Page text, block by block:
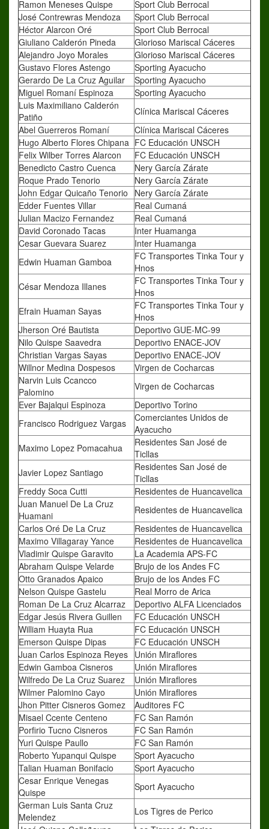
Ramon Meneses Quispe
Sport Club Berrocal
José Contrewras Mendoza
Sport Club Berrocal
Héctor Alarcon Oré
Sport Club Berrocal
Giuliano Calderón Pineda
Glorioso Mariscal Cáceres
Alejandro Joyo Morales
Glorioso Mariscal Cáceres
Gustavo Flores Astengo
Sporting Ayacucho
Gerardo De La Cruz Aguilar
Sporting Ayacucho
Miguel Romaní Espinoza
Sporting Ayacucho
Luis Maximiliano Calderón
Patiño
Clínica Mariscal Cáceres
Abel Guerreros Romaní
Clínica Mariscal Cáceres
Hugo Alberto Flores Chipana FC Educación UNSCH
Felix Wilber Torres Alarcon
FC Educación UNSCH
Benedicto Castro Cuenca
Nery García Zárate
Roque Prado Tenorio
Nery García Zárate
John Edgar Quicaño Tenorio
Nery García Zárate
Edder Fuentes Villar
Real Cumaná
Julian Macizo Fernandez
Real Cumaná
David Coronado Tacas
Inter Huamanga
Cesar Guevara Suarez
Inter Huamanga
Edwin Huaman Gamboa
FC Transportes Tinka Tour y
Hnos
César Mendoza Illanes
FC Transportes Tinka Tour y
Hnos
Efrain Huaman Sayas
FC Transportes Tinka Tour y
Hnos
Jherson Oré Bautista
Deportivo GUE-MC-99
Nilo Quispe Saavedra
Deportivo ENACE-JOV
Christian Vargas Sayas
Deportivo ENACE-JOV
Willnor Medina Dospesos
Virgen de Cocharcas
Narvin Luis Ccancco
Palomino
Virgen de Cocharcas
Ever Bajalqui Espinoza
Deportivo Torino
Francisco Rodriguez Vargas
Comerciantes Unidos de
Ayacucho
Maximo Lopez Pomacahua
Residentes San José de
Ticllas
Javier Lopez Santiago
Residentes San José de
Ticllas
Freddy Soca Cutti
Residentes de Huancavelica
Juan Manuel De La Cruz
Huamani
Residentes de Huancavelica
Carlos Oré De La Cruz
Residentes de Huancavelica
Maximo Villagaray Yance
Residentes de Huancavelica
Vladimir Quispe Garavito
La Academia APS-FC
Abraham Quispe Velarde
Brujo de los Andes FC
Otto Granados Apaico
Brujo de los Andes FC
Nelson Quispe Gastelu
Real Morro de Arica
Roman De La Cruz Alcarraz
Deportivo ALFA Licenciados
Edgar Jesús Rivera Guillen
FC Educación UNSCH
William Huayta Rua
FC Educación UNSCH
Emerson Quispe Dipas
FC Educación UNSCH
Juan Carlos Espinoza Reyes Unión Miraflores
Edwin Gamboa Cisneros
Unión Miraflores
Wilfredo De La Cruz Suarez
Unión Miraflores
Wilmer Palomino Cayo
Unión Miraflores
Jhon Pitter Cisneros Gomez
Auditores FC
Misael Ccente Centeno
FC San Ramón
Porfirio Tucno Cisneros
FC San Ramón
Yuri Quispe Paullo
FC San Ramón
Roberto Yupanqui Quispe
Sport Ayacucho
Talian Huaman Bonifacio
Sport Ayacucho
Cesar Enrique Venegas
Quispe
Sport Ayacucho
German Luis Santa Cruz
Melendez
Los Tigres de Perico